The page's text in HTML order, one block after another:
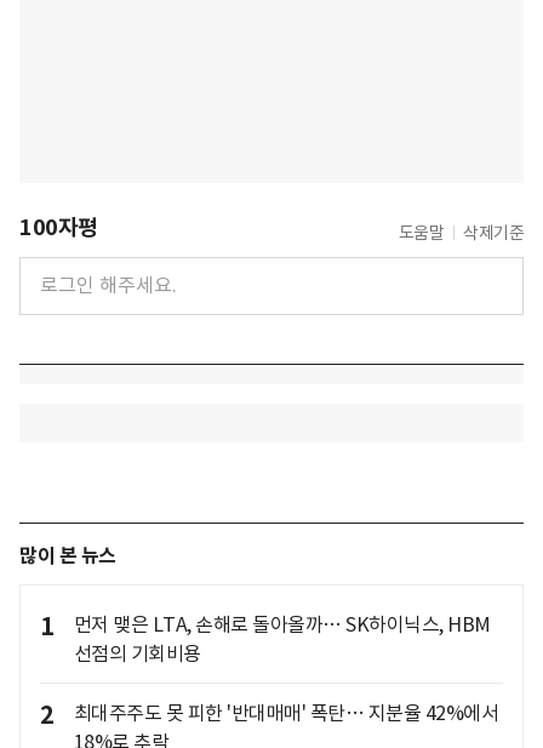
100자평 도움말 삭제기준
많이 본 뉴스
1
먼저 맺은 LTA, 손해로 돌아올까… SK하이닉스, HBM
선점의 기회비용
2
최대주주도 못 피한 '반대매매' 폭탄… 지분율 42%에서
18%로 추락